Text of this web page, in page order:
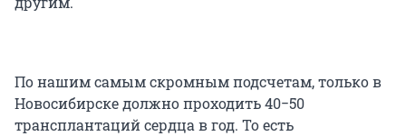
По нашим самым скромным подсчетам, только в
Новосибирске должно проходить 40−50
трансплантаций сердца в год. То есть